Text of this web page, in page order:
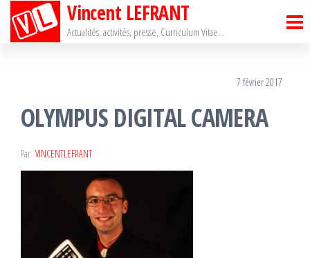
Passer
Vincent LEFRANT
Actualités, activités, presse, Curriculum Vitae…
7 février 2017
OLYMPUS DIGITAL CAMERA
Par VINCENTLEFRANT